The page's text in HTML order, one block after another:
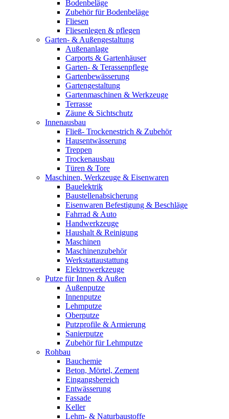
Bodenbeläge
Zubehör für Bodenbeläge
Fliesen
Fliesenlegen & pflegen
Garten- & Außengestaltung
Außenanlage
Carports & Gartenhäuser
Garten- & Terassenpflege
Gartenbewässerung
Gartengestaltung
Gartenmaschinen & Werkzeuge
Terrasse
Zäune & Sichtschutz
Innenausbau
Fließ- Trockenestrich & Zubehör
Hausentwässerung
Treppen
Trockenausbau
Türen & Tore
Maschinen, Werkzeuge & Eisenwaren
Bauelektrik
Baustellenabsicherung
Eisenwaren Befestigung & Beschläge
Fahrrad & Auto
Handwerkzeuge
Haushalt & Reinigung
Maschinen
Maschinenzubehör
Werkstattaustattung
Elektrowerkzeuge
Putze für Innen & Außen
Außenputze
Innenputze
Lehmputze
Oberputze
Putzprofile & Armierung
Sanierputze
Zubehör für Lehmputze
Rohbau
Bauchemie
Beton, Mörtel, Zement
Eingangsbereich
Entwässerung
Fassade
Keller
Lehm- & Naturbaustoffe